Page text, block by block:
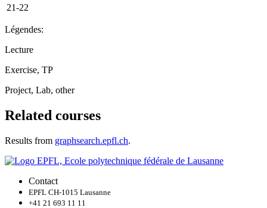
21-22
Légendes:
Lecture
Exercise, TP
Project, Lab, other
Related courses
Results from graphsearch.epfl.ch.
Contact
EPFL CH-1015 Lausanne
+41 21 693 11 11